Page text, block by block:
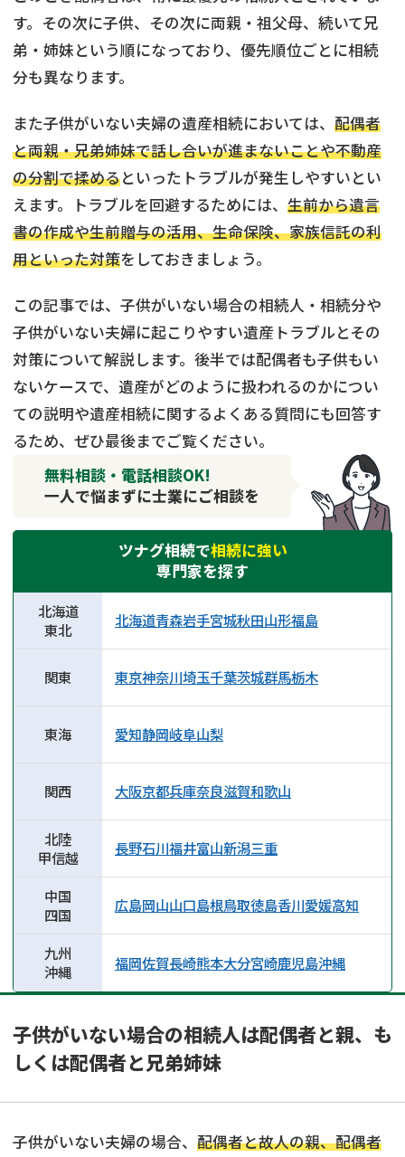
す。その次に子供、その次に両親・祖父母、続いて兄
弟・姉妹という順になっており、優先順位ごとに相続
分も異なります。
また子供がいない夫婦の遺産相続においては、 配偶者
と両親・兄弟姉妹で話し合いが進まないことや不動産
の分割で揉めるといったトラブルが発生しやすいとい
えます。トラブルを回避するためには、 生前から遺言
書の作成や生前贈与の活用、生命保険、家族信託の利
用といった対策をしておきましょう。
この記事では、子供がいない場合の相続人・相続分や
子供がいない夫婦に起こりやすい遺産トラブルとその
対策について解説します。後半では配偶者も子供もい
ないケースで、遺産がどのように扱われるのかについ
ての説明や遺産相続に関するよくある質問にも回答す
るため、ぜひ最後までご覧ください。
無料相談・電話相談OK!
一人で悩まずに士業にご相談を
ツナグ相続で相続に強い
専門家を探す
北海道
東北
北海道青森岩手宮城秋田山形福島
関東 東京神奈川埼玉千葉茨城群馬栃木
東海 愛知静岡岐阜山梨
関西 大阪京都兵庫奈良滋賀和歌山
北陸
甲信越
長野石川福井富山新潟三重
中国
四国
広島岡山山口島根鳥取徳島香川愛媛高知
九州
沖縄
福岡佐賀長崎熊本大分宮崎鹿児島沖縄
子供がいない場合の相続人は配偶者と親、も
しくは配偶者と兄弟姉妹
子供がいない夫婦の場合、 配偶者と故人の親、配偶者